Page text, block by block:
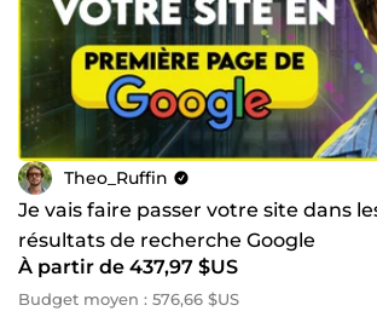
Theo_Ruffin
Je vais faire passer votre site dans
résultats de recherche Google
À partir de 437,97 $US
Budget moyen : 576,66 $US